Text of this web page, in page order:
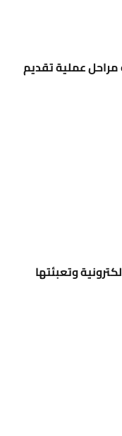
عملية تقديم
وتعبئتها